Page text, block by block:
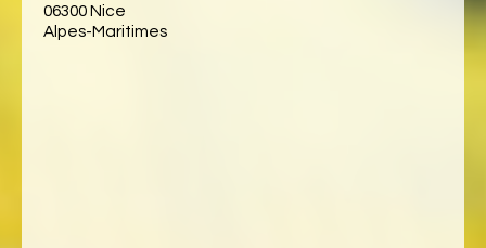
06300 Nice
Alpes-Maritimes